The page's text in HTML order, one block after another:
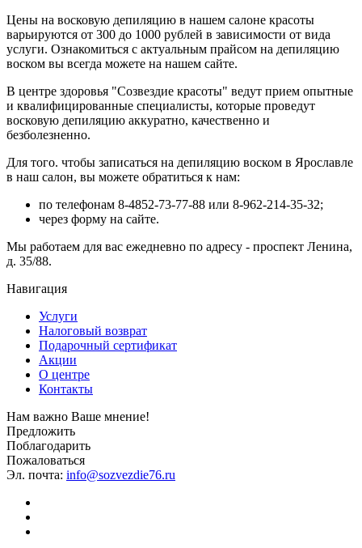
Цены на восковую депиляцию в нашем салоне красоты
варьируются от 300 до 1000 рублей в зависимости от вида
услуги. Ознакомиться с актуальным прайсом на депиляцию
воском вы всегда можете на нашем сайте.
В центре здоровья "Созвездие красоты" ведут прием опытные
и квалифицированные специалисты, которые проведут
восковую депиляцию аккуратно, качественно и
безболезненно.
Для того. чтобы записаться на депиляцию воском в Ярославле
в наш салон, вы можете обратиться к нам:
по телефонам 8-4852-73-77-88 или 8-962-214-35-32;
через форму на сайте.
Мы работаем для вас ежедневно по адресу - проспект Ленина,
д. 35/88.
Навигация
Услуги
Налоговый возврат
Подарочный сертификат
Акции
О центре
Контакты
Нам важно Ваше мнение!
Предложить
Поблагодарить
Пожаловаться
Эл. почта: info@sozvezdie76.ru